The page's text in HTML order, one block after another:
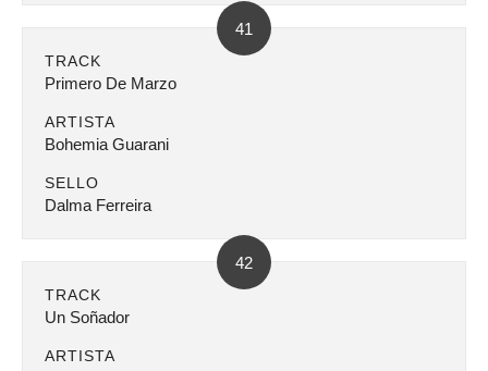
41
TRACK
Primero De Marzo
ARTISTA
Bohemia Guarani
SELLO
Dalma Ferreira
42
TRACK
Un Soñador
ARTISTA